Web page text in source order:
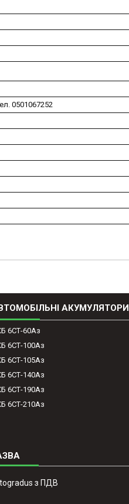
0501067252
АКУМУЛЯТОРИ
6СТ-60Аз
6СТ-100Аз
6СТ-105Аз
6СТ-140Аз
6СТ-190Аз
6СТ-210Аз
з ПДВ